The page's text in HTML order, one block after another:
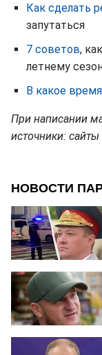
Как сделать
запутаться
7 советов,
летнему
В какое
При написании
источники: